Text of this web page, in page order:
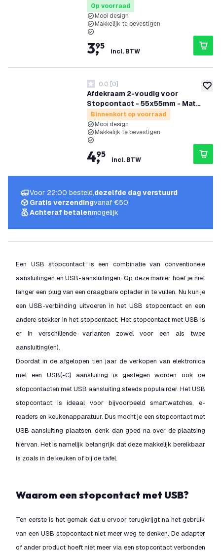
Op voorraad
Mooi design
Makkelijk te bevestigen
3,
95
incl. BTW
Afdekraam 2-voudig voor
Stopcontact - 55x55mm - Mat
zwart
0 score sterren
0.0 [0]
Binnenkort op voorraad
Mooi design
Makkelijk te bevestigen
4,
95
incl. BTW
Voor 22:00 besteld,dezelfde dag verstuurd
Gratis verzendingvanaf €50
Achteraf betalenmogelijk
Een USB stopcontact is een combinatie van conventionele
aansluitingen en USB-aansluitingen. Op deze manier hoef je niet
langer een plug van een draagbare oplader in te vullen. Nu kun je
een USB-verbinding uitvoeren in het USB stopcontact en een
andere stekker in het stopcontact. Het stopcontact met USB is
er in verschillende varianten zowel voor een als twee
aansluiting(en).
Doordat in de afgelopen tien jaar de verkopen van elektronica
met een USB(-C) aansluiting is gestegen worden ook de
stopcontacten met USB aansluiting steeds populairder. Het USB
stopcontact is ideaal voor bijvoorbeeld smartwatches, e-
readers en keukenapparatuur. Dus mocht je een stopcontact met
USB aansluiting plaatsen, denk dan goed na over de plaatsing
hiervan. Het is namelijk belangrijk dat deze makkelijk bereikbaar
is zoals in de keuken of bij de tafel.
Waarom een stopcontact met USB?
Ten eerste is het gemak dat u ervoor terugkrijgt na het gebruik
van een USB stopcontact niet meer weg te denken. De adapter
of ander product hoeft niet meer via een stopcontact verbonden